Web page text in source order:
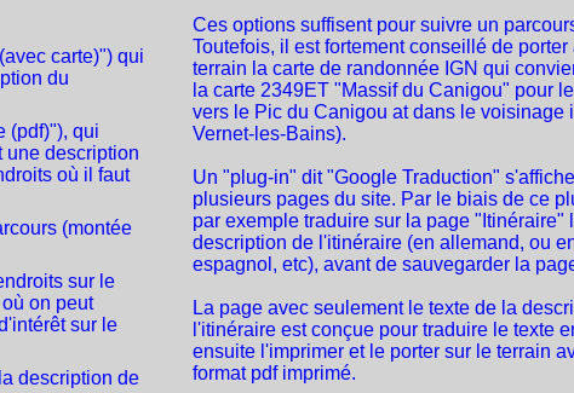
carte)") qui
du
(pdf)"), qui
une description
où il faut
(montée
sur le
on peut
sur le
description de
Ces options suffisent pour suivre un
Toutefois, il est fortement conseillé de
terrain la carte de randonnée IGN qui
la carte 2349ET "Massif du Canigou" pour
vers le Pic du Canigou at dans le voisinage
Vernet-les-Bains).
Un "plug-in" dit "Google Traduction"
plusieurs pages du site. Par le biais de ce
par exemple traduire sur la page "Itinéraire"
description de l'itinéraire (en allemand, ou
espagnol, etc), avant de sauvegarder la
La page avec seulement le texte de la
l'itinéraire est conçue pour traduire le texte
ensuite l'imprimer et le porter sur le terrain
format pdf imprimé.